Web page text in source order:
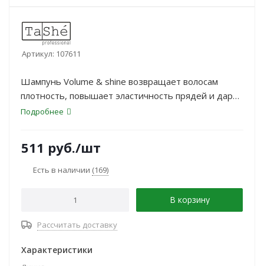
Артикул: 107611
Шампунь Volume & shine возвращает волосам
плотность, повышает эластичность прядей и дарит
прикорневой объем, запечатывает и
Подробнее
511 руб./шт
Есть в наличии (169)
В корзину
Рассчитать доставку
Характеристики